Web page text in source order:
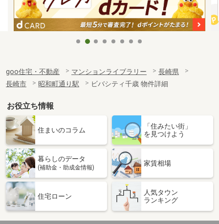
goo住宅・不動産 マンションライブラリー
長崎県
長崎市
昭和町通り駅 ビバシティ千歳 物件詳細
お役立ち情報
住まいのコラム
「住みたい街」
を見つけよう
暮らしのデータ
(補助金・助成金情報)
家賃相場
住宅ローン
人気タウン
ランキング